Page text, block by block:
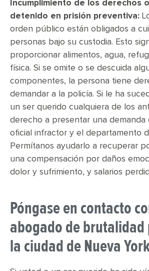
Incumplimiento de los derechos
detenido en prisión preventiva:
orden público están obligados a
personas bajo su custodia. Esto
proporcionar alimentos, agua,
física. Si se omite o se descuida
componentes, la persona tiene
demandar a la policía. Si le ha
un ser querido cualquiera de los
derecho a presentar una demanda
oficial infractor y el departamento
Permítanos ayudarlo a recuperar
una compensación por daños
dolor y sufrimiento, y salarios
Póngase en contacto
abogado de
la ciudad de Nueva